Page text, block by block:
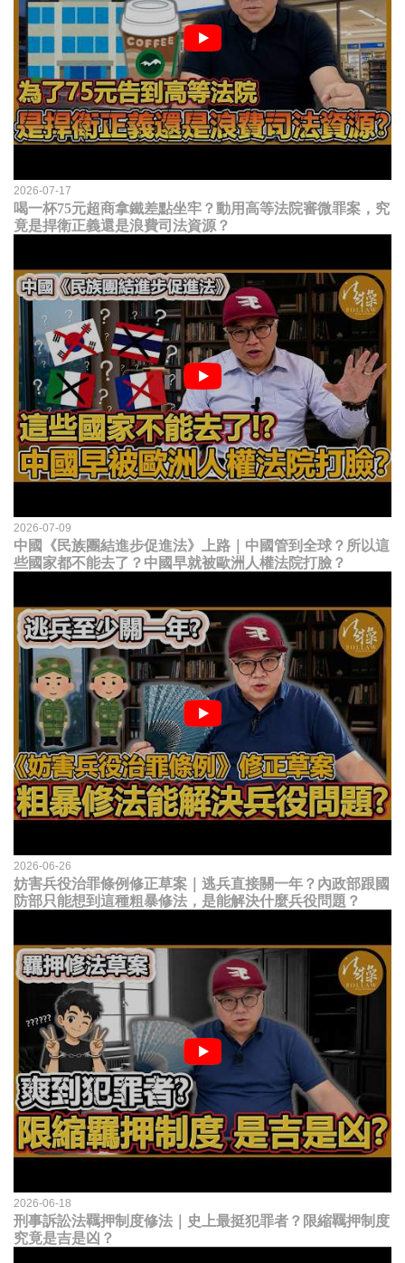
2026-07-17
喝一杯75元超商拿鐵差點坐牢？動用高等法院審微罪案，究
竟是捍衛正義還是浪費司法資源？
2026-07-09
中國《民族團結進步促進法》上路｜中國管到全球？所以這
些國家都不能去了？中國早就被歐洲人權法院打臉？
2026-06-26
妨害兵役治罪條例修正草案｜逃兵直接關一年？內政部跟國
防部只能想到這種粗暴修法，是能解決什麼兵役問題？
2026-06-18
刑事訴訟法羈押制度修法｜史上最挺犯罪者？限縮羈押制度
究竟是吉是凶？